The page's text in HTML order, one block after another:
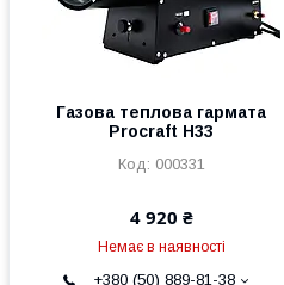
Газова теплова гармата
Procraft H33
000331
4 920 ₴
Немає в наявності
+380 (50) 889-81-38